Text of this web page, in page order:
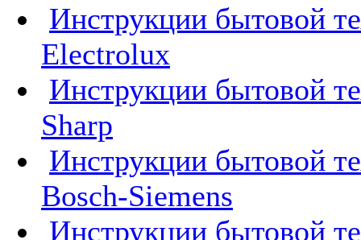
Инструкции бытовой
Electrolux
Инструкции бытовой
Sharp
Инструкции бытовой
Bosch-Siemens
Инструкции бытовой